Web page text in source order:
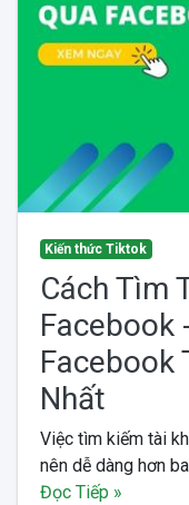
Kiến thức Tiktok
Cách Tìm
Facebook
Facebook
Nhất
Việc tìm kiếm tài
nên dễ dàng hơn
Đọc Tiếp »